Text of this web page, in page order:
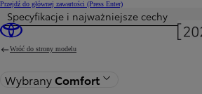
Przejdź do głównej zawartości (Press Enter)
Cena została zaktualizowana Cena Twojej konfiguracji została
Specyfikacje i najważniejsze cechy
Wróć do strony modelu
WybranyComfort